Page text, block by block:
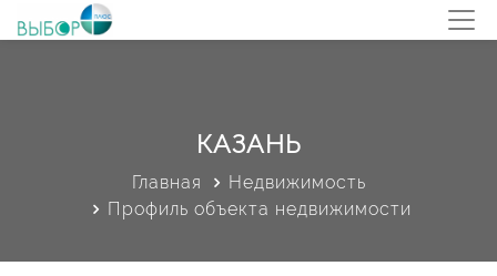
КАЗАНЬ
Главная
Недвижимость
Профиль объекта недвижимости